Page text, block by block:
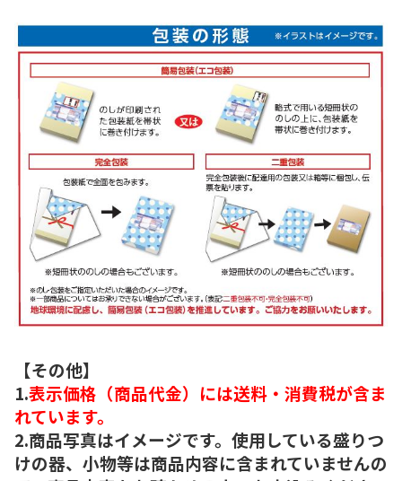
【その他】
1.表示価格（商品代金）には送料・消費税が含ま
れています。
2.商品写真はイメージです。使用している盛りつ
けの器、小物等は商品内容に含まれていませんの